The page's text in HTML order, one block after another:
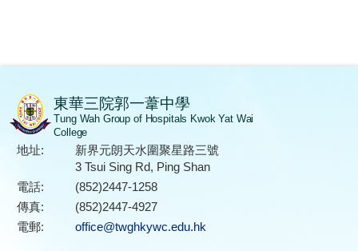
東華三院郭一葦中學
Tung Wah Group of Hospitals Kwok Yat Wai
College
地址:
新界元朗天水圍聚星路三號
3 Tsui Sing Rd, Ping Shan
電話:
(852)2447-1258
傳真:
(852)2447-4927
電郵:
office@twghkywc.edu.hk